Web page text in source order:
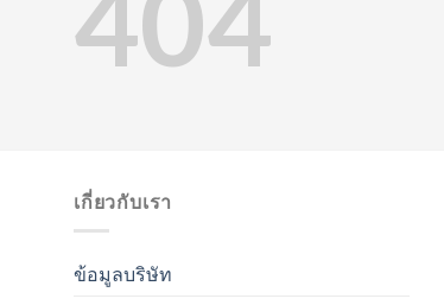
เกี่ยวกับเรา
ข้อมูลบริษัท